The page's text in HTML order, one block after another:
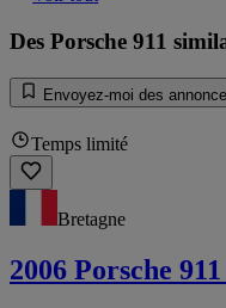
Des Porsche 911
Envoyez-moi des
Temps limité
Bretagne
2006 Porsche